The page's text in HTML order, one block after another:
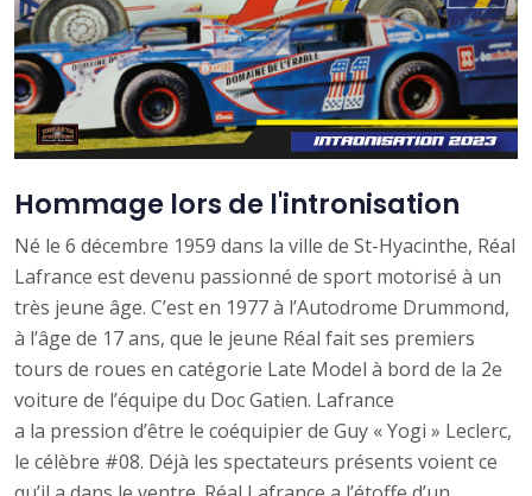
Hommage lors de l'intronisation
Né le 6 décembre 1959 dans la ville de St-Hyacinthe, Réal
Lafrance est devenu passionné de sport motorisé à un
très jeune âge. C’est en 1977 à l’Autodrome Drummond,
à l’âge de 17 ans, que le jeune Réal fait ses premiers
tours de roues en catégorie Late Model à bord de la 2e
voiture de l’équipe du Doc Gatien. Lafrance
a la pression d’être le coéquipier de Guy « Yogi » Leclerc,
le célèbre #08. Déjà les spectateurs présents voient ce